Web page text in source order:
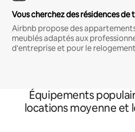
Vous cherchez des résidences de
Airbnb propose des
meublés adaptés aux
d'entreprise et pour le
Équipements
locations moyenne et